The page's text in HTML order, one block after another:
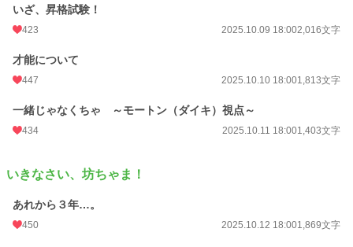
いざ、昇格試験！
423 2025.10.09 18:002,016文字
才能について
447 2025.10.10 18:001,813文字
一緒じゃなくちゃ ～モートン（ダイキ）視点～
434 2025.10.11 18:001,403文字
いきなさい、坊ちゃま！
あれから３年…。
450 2025.10.12 18:001,869文字